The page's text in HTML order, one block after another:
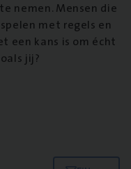
nemen. Mensen die
met regels en
een kans is om écht
jij?